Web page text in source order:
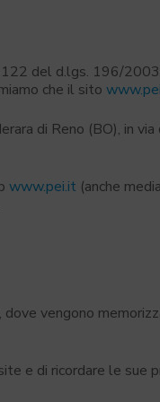
del d.lgs. 196/
che il sito
di Reno (BO), in
www.pei.it (anche
vengono
e di ricordare le sue